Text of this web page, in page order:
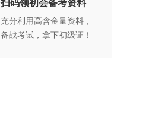
扫码领初会备考资料
充分利用高含金量资料，
备战考试，拿下初级证！